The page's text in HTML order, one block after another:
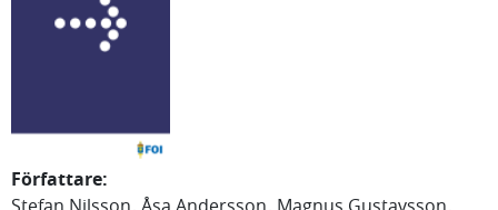
Författare: